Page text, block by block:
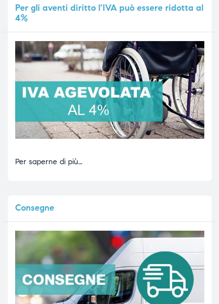
Pergli aventi diritto l’IVA può essere ridotta al
4%
Per saperne di più…
Consegne